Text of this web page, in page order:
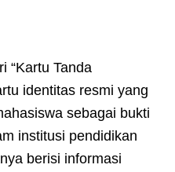
“Kartu Tanda
identitas resmi yang
sebagai bukti
institusi pendidikan
berisi informasi